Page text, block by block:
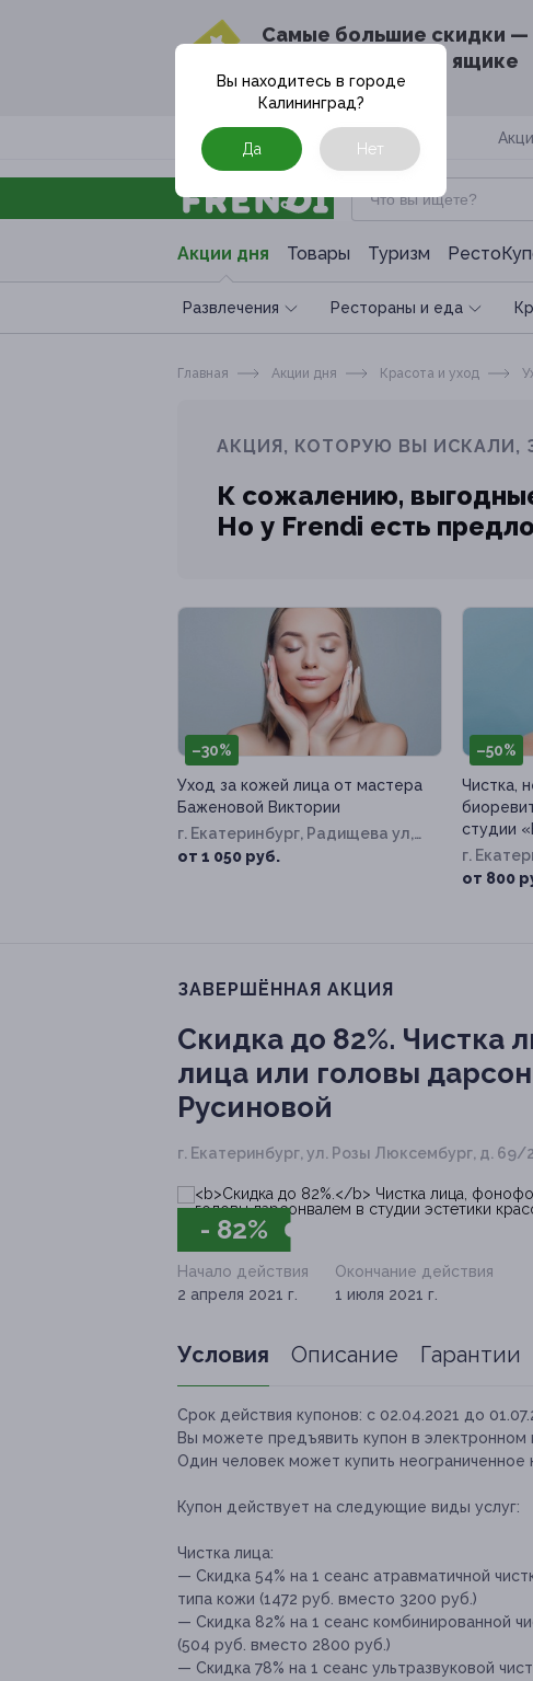
Cамые большие скидки —
в твоём почтовом ящике
Москва
Акции дня Товары Туризм
Развлечения Рестораны и еда
Вы находитесь в городе
Калининград?
Да Нет
Главная Акции дня Красота и уход
АКЦИЯ, КОТОРУЮ ВЫ ИСКАЛИ,
К сожалению,
Но у Frendi есть
–30%
Уход за кожей лица от мастера
Баженовой Виктории
г. Екатеринбург, Радищева ул,
д. 10
от 1 050 руб.
–50%
Чистка,
студии
г.
Разина
от 800
ЗАВЕРШЁННАЯ АКЦИЯ
Скидка до 82%. Чистка
лица или головы
Русиновой
г. Екатеринбург, ул. Розы Люксембург, д. 69/
- 82%
Начало действия
2 апреля 2021 г.
Окончание действия
1 июля 2021 г.
Условия Описание Гарантии
Срок действия купонов: с 02.04.2021 до
Вы можете предъявить купон в электронном
Один человек может купить неограниченное
Купон действует на следующие виды услуг:
Чистка лица:
— Скидка 54% на 1 сеанс атравматичной
типа кожи (1472 руб. вместо 3200 руб.)
— Скидка 82% на 1 сеанс комбинированной
(504 руб. вместо 2800 руб.)
— Скидка 78% на 1 сеанс ультразвуковой